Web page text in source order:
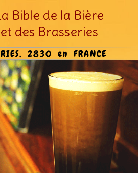
Bible de la Bière
et des Brasseries
2830 en FRANCE